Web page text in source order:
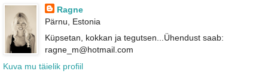
Ragne
Pärnu, Estonia
Küpsetan, kokkan ja tegutsen...Ühendust saab:
ragne_m@hotmail.com
Kuva mu täielik profiil